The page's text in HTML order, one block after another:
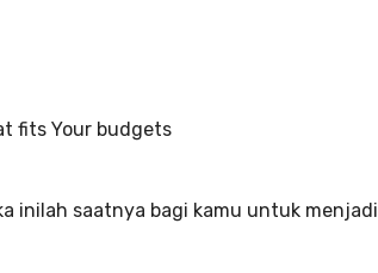
inilah saatnya bagi kamu untuk menjadi